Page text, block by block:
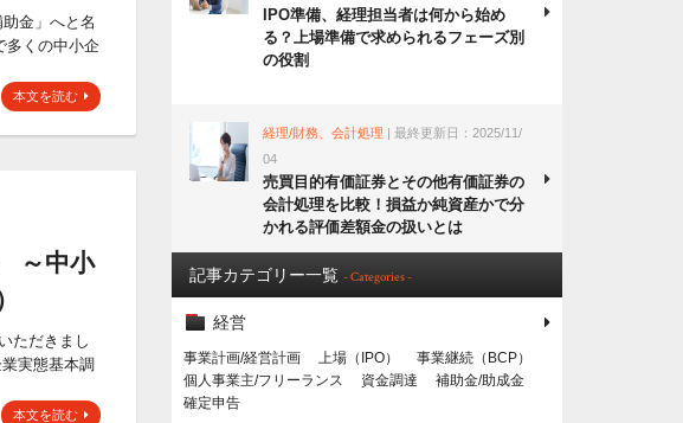
金」へと名
多くの中小企
本文を読む
～中小
ただきまし
実態基本調
本文を読む
IPO準備、経理担当者は何から始め
る？上場準備で求められるフェーズ別
の役割
経理/財務、会計処理 | 最終更新日：2025/11/
04
売買目的有価証券とその他有価証券の
会計処理を比較！損益か純資産かで分
かれる評価差額金の扱いとは
記事カテゴリー一覧 - Categories -
経営
事業計画/経営計画 上場（IPO）
事業継続（BCP）
個人事業主/フリーランス
資金調達
補助金/助成金
確定申告